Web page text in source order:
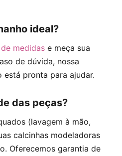
ideal?
medidas e meça sua
de dúvida, nossa
está pronta para ajudar.
das peças?
(lavagem à mão,
calcinhas modeladoras
Oferecemos garantia de